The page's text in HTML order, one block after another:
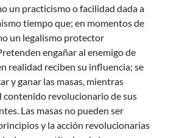
un practicismo o facilidad dada a
tiempo que; en momentos de
un legalismo protector
engañar al enemigo de
realidad reciben su influencia; se
y ganar las masas, mientras
contenido revolucionario de sus
Las masas no pueden ser
y la acción revolucionarias